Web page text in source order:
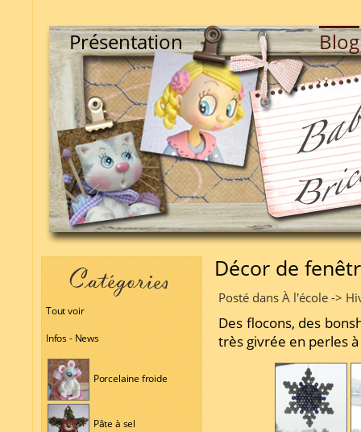
Présentation Blog
Tout voir
Infos - News
Porcelaine froide
Pâte à sel
Décor de
Posté dans À l'école ->
Des flocons, des
très givrée en perles